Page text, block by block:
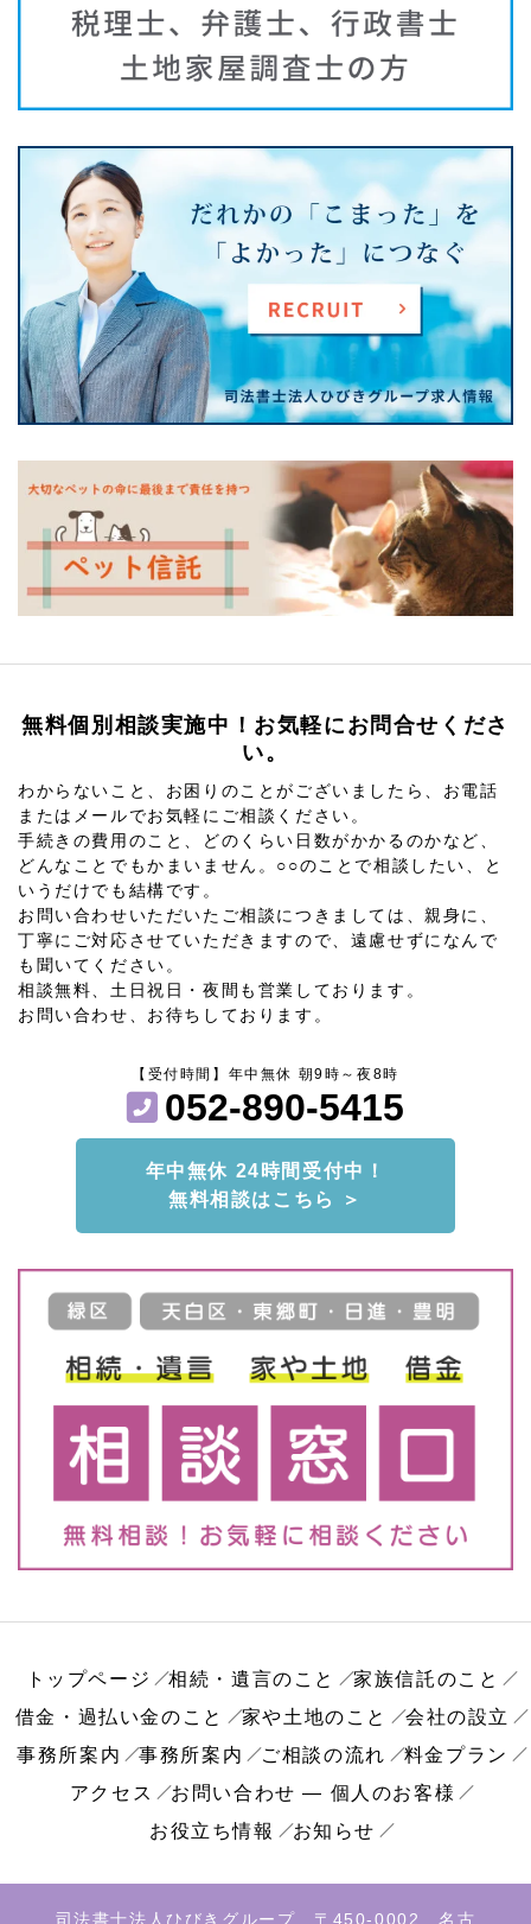
無料個別相談実施中！お気軽にお問合せくださ
い。
わからないこと、お困りのことがございましたら、お電話
またはメールでお気軽にご相談ください。
手続きの費用のこと、どのくらい日数がかかるのかなど、
どんなことでもかまいません。○○のことで相談したい、と
いうだけでも結構です。
お問い合わせいただいたご相談につきましては、親身に、
丁寧にご対応させていただきますので、遠慮せずになんで
も聞いてください。
相談無料、土日祝日・夜間も営業しております。
お問い合わせ、お待ちしております。
【受付時間】年中無休 朝9時～夜8時
052-890-5415
年中無休 24時間受付中！
無料相談はこちら ＞
トップページ 相続・遺言のこと
家族信託のこと
借金・過払い金のこと
家や土地のこと
会社の設立
事務所案内
事務所案内 ご相談の流れ
料金プラン
アクセス
お問い合わせ ― 個人のお客様
お役立ち情報
お知らせ
司法書士法人ひびきグループ 〒450-0002 名古